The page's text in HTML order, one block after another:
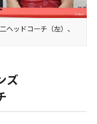
ヘッドコーチ（左）、
ズ